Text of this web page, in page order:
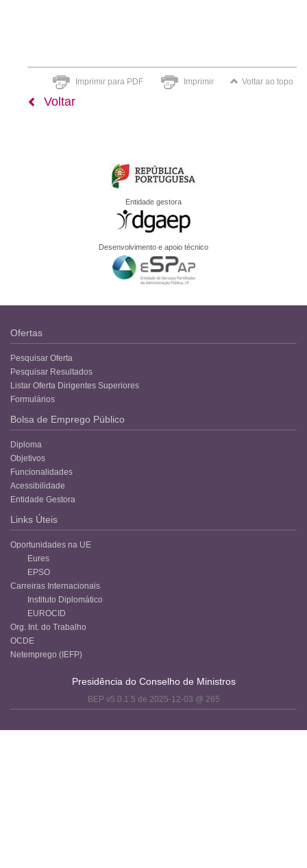
Imprimir para PDF Imprimir Voltar ao topo
Voltar
Entidade gestora
Desenvolvimento e apoio técnico
Ofertas
Pesquisar Oferta
Pesquisar Resultados
Listar Oferta Dirigentes Superiores
Formulários
Bolsa de Emprego Público
Diploma
Objetivos
Funcionalidades
Acessibilidade
Entidade Gestora
Links Úteis
Oportunidades na UE
Eures
EPSO
Carreiras Internacionais
Instituto Diplomático
EUROCID
Org. Int. do Trabalho
OCDE
Netemprego (IEFP)
Presidência do Conselho de Ministros
BEP v5.0.1.5 de 2025-12-03 @ 265